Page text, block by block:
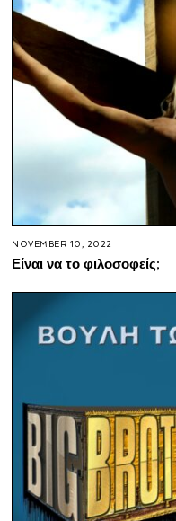
NOVEMBER 10, 2022
Είναι να το φιλοσοφείς;